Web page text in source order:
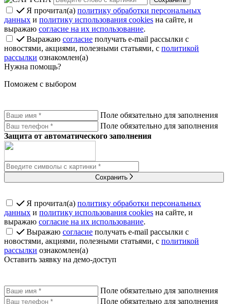
Я прочитал(а) политику обработки персональных
данных и политику использования cookies на сайте, и
выражаю согласие на их использование.
Выражаю согласие получать e-mail рассылки с
новостями, акциями, полезными статьями, с политикой
рассылки ознакомлен(а)
Нужна помощь?
Поможем с выбором
Поле обязательно для заполнения
Поле обязательно для заполнения
Защита от автоматического заполнения
Сохранить
Я прочитал(а) политику обработки персональных
данных и политику использования cookies на сайте, и
выражаю согласие на их использование.
Выражаю согласие получать e-mail рассылки с
новостями, акциями, полезными статьями, с политикой
рассылки ознакомлен(а)
Оставить заявку на демо-доступ
Поле обязательно для заполнения
Поле обязательно для заполнения